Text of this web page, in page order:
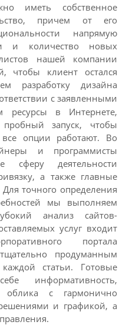
иметь собственное
причем от его
напрямую
и количество новых
нашей компании
чтобы клиент остался
разработку дизайна
с заявленными
ресурсы в Интернете,
запуск, чтобы
опции работают. Во
и программисты
деятельности
а также главные
точного определения
мы выполняем
анализ сайтов-
услуг входит
портала
продуманным
статьи. Готовые
информативность,
облика с гармонично
и графикой, а